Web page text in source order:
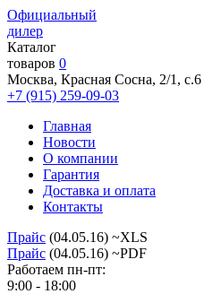
Официальный
дилер
Каталог
товаров 0
Москва, Красная Сосна, 2/1, с.6
+7 (915) 259-09-03
Главная
Новости
О компании
Гарантия
Доставка и оплата
Контакты
Прайс (04.05.16) ~XLS
Прайс (04.05.16) ~PDF
Работаем пн-пт:
9:00 - 18:00